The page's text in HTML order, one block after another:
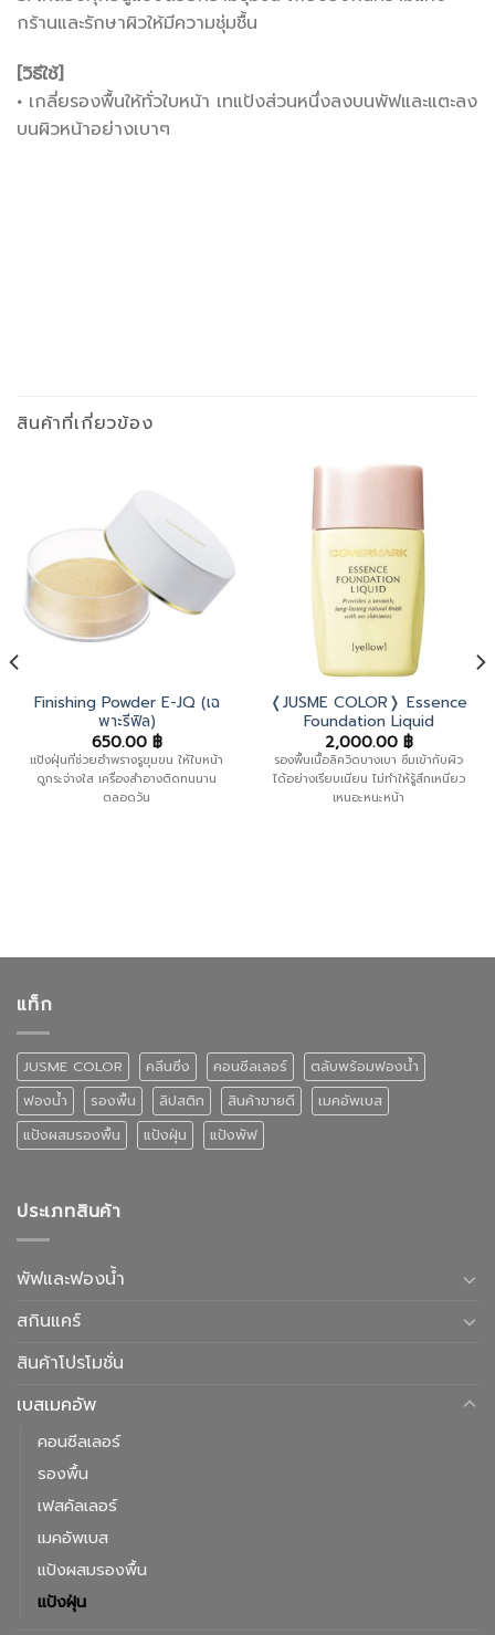
กร้านและรักษาผิวให้มีความชุ่มชื้น
[วิธีใช้]
• เกลี่ยรองพื้นให้ทั่วใบหน้า เทแป้งส่วนหนึ่งลงบนพัฟและแตะลง
บนผิวหน้าอย่างเบาๆ
สินค้าที่เกี่ยวข้อง
Finishing Powder E-JQ (เฉ
พาะรีฟิล)
650.00 ฿
แป้งฝุ่นที่ช่วยอำพรางรูขุมขน ให้ใบหน้า
ดูกระจ่างใส เครื่องสำอางติดทนนาน
ตลอดวัน
❬JUSME COLOR❭ Essence
Foundation Liquid
2,000.00 ฿
รองพื้นเนื้อลิควิดบางเบา ซึมเข้ากับผิว
ได้อย่างเรียบเนียน ไม่ทำให้รู้สึกเหนียว
เหนอะหนะหน้า
แท็ก
JUSME COLOR คลีนซิ่ง คอนซีลเลอร์
ตลับพร้อมฟองน้ำ
ฟองน้ำ
รองพื้น ลิปสติก สินค้าขายดี
เมคอัพเบส
แป้งผสมรองพื้น
แป้งฝุ่น แป้งพัฟ
ประเภทสินค้า
พัฟและฟองน้ำ
สกินแคร์
สินค้าโปรโมชั่น
เบสเมคอัพ
คอนซีลเลอร์
รองพื้น
เฟสคัลเลอร์
เมคอัพเบส
แป้งผสมรองพื้น
แป้งฝุ่น